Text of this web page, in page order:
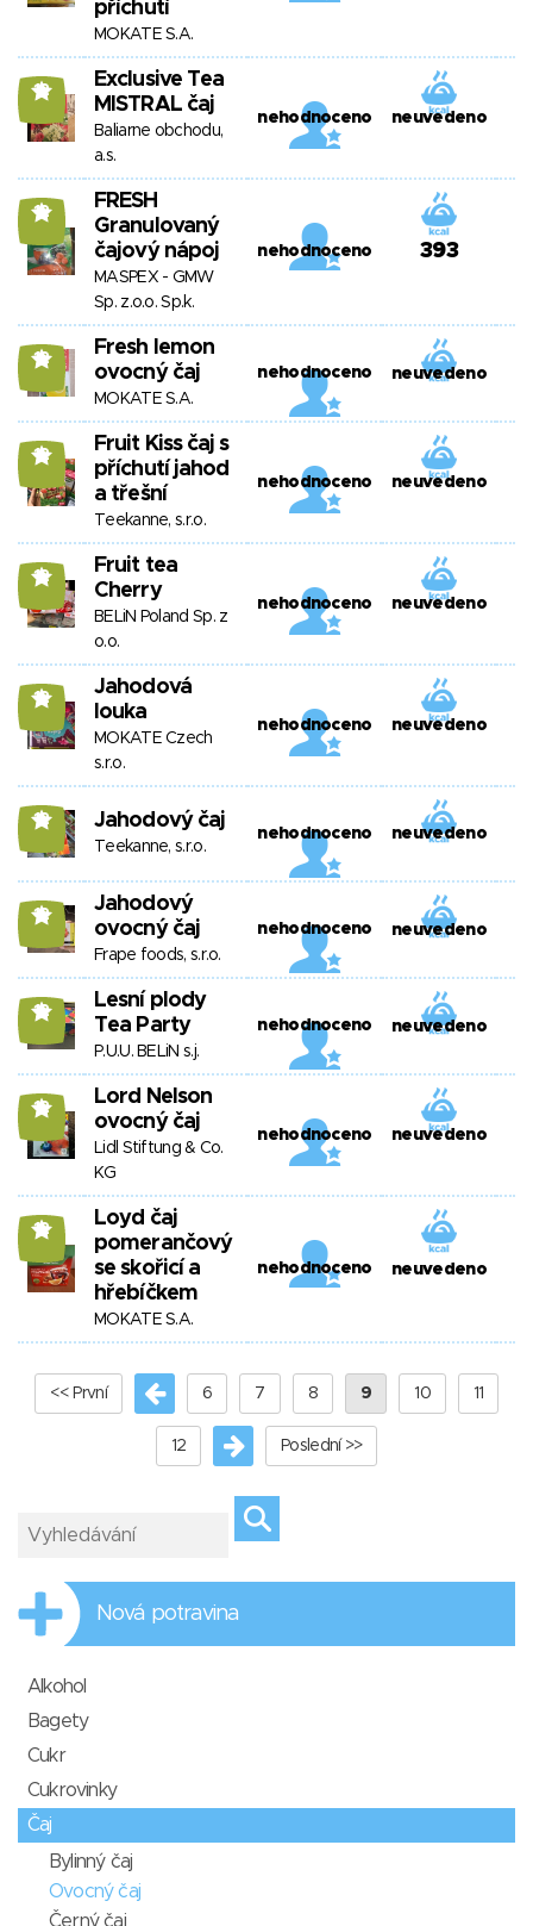
příchutí
MOKATE S.A.
12
Exclusive Tea
MISTRAL čaj
Baliarne obchodu,
a.s.
nehodnoceno neuvedeno
12
FRESH
Granulovaný
čajový nápoj
MASPEX - GMW
Sp. z.o.o. Sp.k.
nehodnoceno 393
12
Fresh lemon
ovocný čaj
MOKATE S.A.
nehodnoceno neuvedeno
12
Fruit Kiss čaj s
příchutí jahod
a třešní
Teekanne, s.r.o.
nehodnoceno neuvedeno
12
Fruit tea
Cherry
BELiN Poland Sp. z
o.o.
nehodnoceno neuvedeno
12
Jahodová
louka
MOKATE Czech
s.r.o.
nehodnoceno neuvedeno
12 Jahodový čaj
Teekanne, s.r.o.
nehodnoceno neuvedeno
12
Jahodový
ovocný čaj
Frape foods, s.r.o.
nehodnoceno neuvedeno
12
Lesní plody
Tea Party
P.U.U. BELiN s.j.
nehodnoceno neuvedeno
12
Lord Nelson
ovocný čaj
Lidl Stiftung & Co.
KG
nehodnoceno neuvedeno
12
Loyd čaj
pomerančový
se skořicí a
hřebíčkem
MOKATE S.A.
nehodnoceno neuvedeno
<< První 6 7 8 9 10 11
12 Poslední >>
Nová potravina
Alkohol
Bagety
Cukr
Cukrovinky
Čaj
Bylinný čaj
Ovocný čaj
Černý čaj